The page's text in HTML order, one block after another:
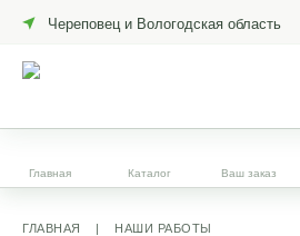
Череповец и Вологодская область
Главная Каталог Ваш заказ
ГЛАВНАЯ | НАШИ РАБОТЫ